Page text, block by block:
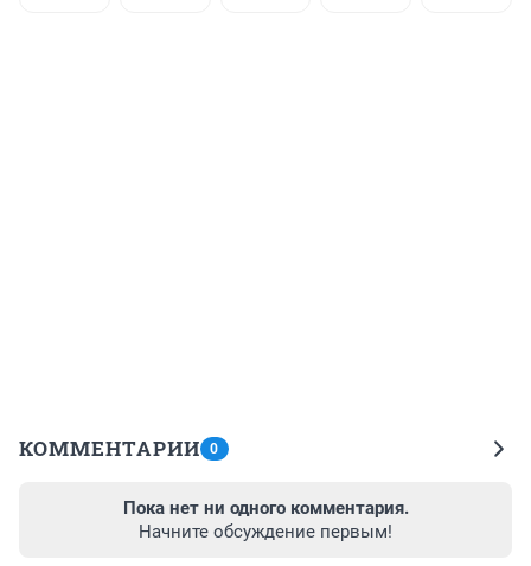
КОММЕНТАРИИ 0
Пока нет ни одного комментария.
Начните обсуждение первым!